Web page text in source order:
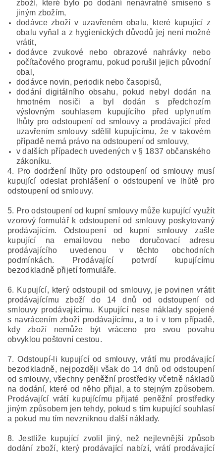
zboží, které bylo po dodání nenávratně smíseno s
jiným zbožím,
dodávce zboží v uzavřeném obalu, které kupující z
obalu vyňal a z hygienických důvodů jej není možné
vrátit,
dodávce zvukové nebo obrazové nahrávky nebo
počítačového programu, pokud porušil jejich původní
obal,
dodávce novin, periodik nebo časopisů,
dodání digitálního obsahu, pokud nebyl dodán na
hmotném nosiči a byl dodán s předchozím
výslovným souhlasem kupujícího před uplynutím
lhůty pro odstoupení od smlouvy a prodávající před
uzavřením smlouvy sdělil kupujícímu, že v takovém
případě nemá právo na odstoupení od smlouvy,
v dalších případech uvedených v § 1837 občanského
zákoníku.
4. Pro dodržení lhůty pro odstoupení od smlouvy musí
kupující odeslat prohlášení o odstoupení ve lhůtě pro
odstoupení od smlouvy.
5. Pro odstoupení od kupní smlouvy může kupující využít
vzorový formulář k odstoupení od smlouvy poskytovaný
prodávajícím. Odstoupení od kupní smlouvy zašle
kupující na emailovou nebo doručovací adresu
prodávajícího uvedenou v těchto obchodních
podmínkách. Prodávající potvrdí kupujícímu
bezodkladně přijetí formuláře.
6. Kupující, který odstoupil od smlouvy, je povinen vrátit
prodávajícímu zboží do 14 dnů od odstoupení od
smlouvy prodávajícímu. Kupující nese náklady spojené
s navrácením zboží prodávajícímu, a to i v tom případě,
kdy zboží nemůže být vráceno pro svou povahu
obvyklou poštovní cestou.
7. Odstoupí-li kupující od smlouvy, vrátí mu prodávající
bezodkladně, nejpozději však do 14 dnů od odstoupení
od smlouvy, všechny peněžní prostředky včetně nákladů
na dodání, které od něho přijal, a to stejným způsobem.
Prodávající vrátí kupujícímu přijaté peněžní prostředky
jiným způsobem jen tehdy, pokud s tím kupující souhlasí
a pokud mu tím nevzniknou další náklady.
8. Jestliže kupující zvolil jiný, než nejlevnější způsob
dodání zboží, který prodávající nabízí, vrátí prodávající